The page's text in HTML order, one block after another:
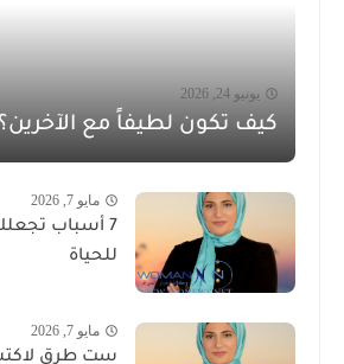
يونيو 24, 2026
كيف تكون لطيفاً مع الآخرين؟
مايو 7, 2026
7 أسباب
للحياة
مايو 7, 2026
ست طرق